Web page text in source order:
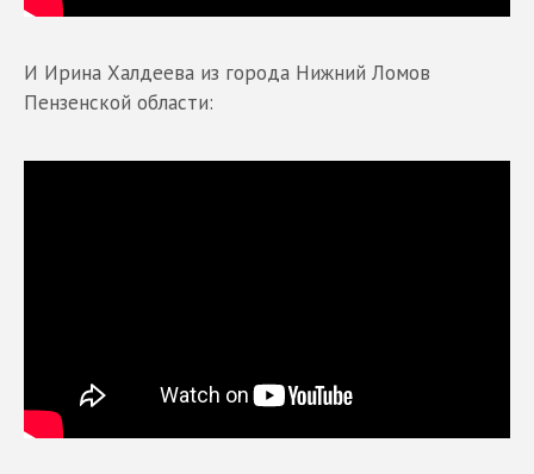
И Ирина Халдеева из города Нижний Ломов
Пензенской области: